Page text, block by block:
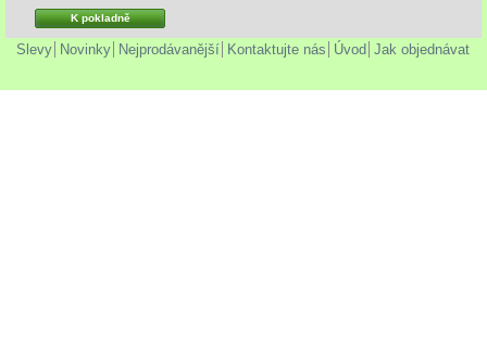
K pokladně
Slevy Novinky Nejprodávanější Kontaktujte nás Úvod Jak objednávat